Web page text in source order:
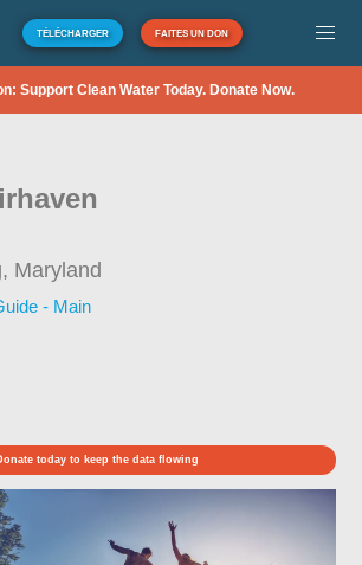
TÉLÉCHARGER FAITES UN DON
Support Clean Water Today. Donate Now.
Maryland
- Main
today to keep the data flowing